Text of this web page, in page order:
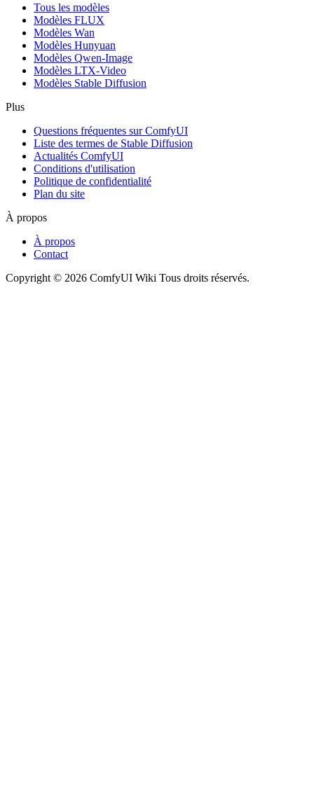
Tous les modèles
Modèles FLUX
Modèles Wan
Modèles Hunyuan
Modèles Qwen-Image
Modèles LTX-Video
Modèles Stable Diffusion
Plus
Questions fréquentes sur ComfyUI
Liste des termes de Stable Diffusion
Actualités ComfyUI
Conditions d'utilisation
Politique de confidentialité
Plan du site
À propos
À propos
Contact
Copyright © 2026 ComfyUI Wiki Tous droits réservés.